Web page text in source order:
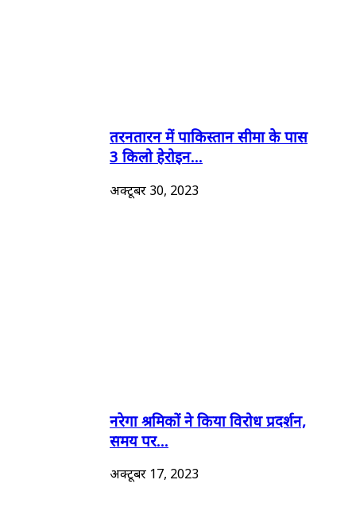
तरनतारन में पाकिस्तान सीमा के पास
3 किलो हेरोइन...
अक्टूबर 30, 2023
नरेगा श्रमिकों ने किया विरोध प्रदर्शन,
समय पर...
अक्टूबर 17, 2023